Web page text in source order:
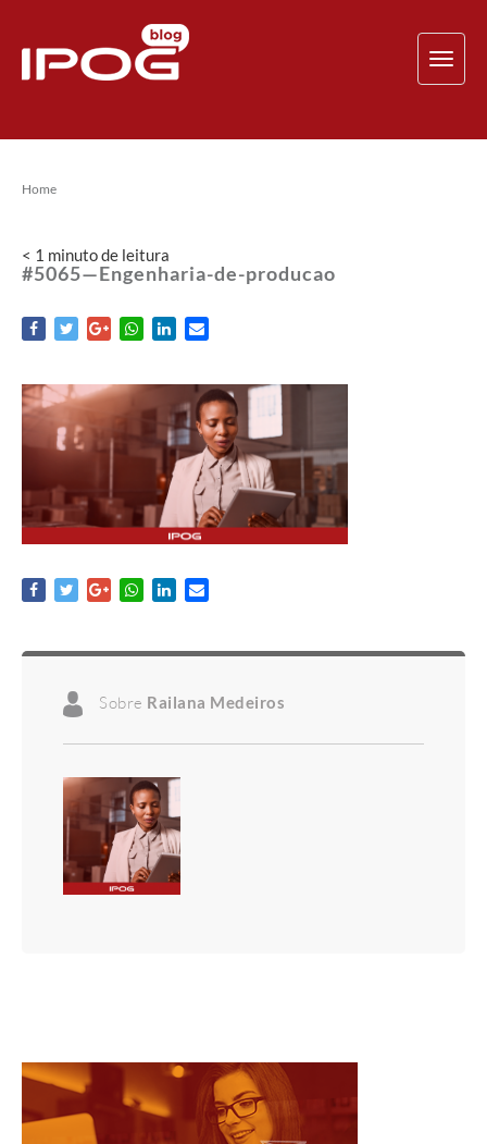
Home
< 1 minutode leitura
#5065—Engenharia-de-producao
Sobre Railana Medeiros